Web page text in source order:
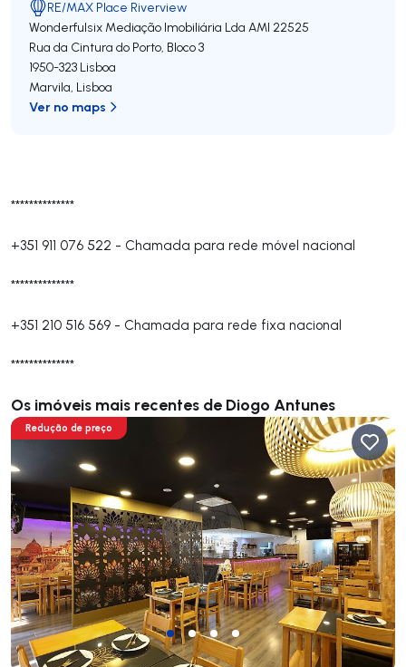
**************
+351 911 076 522 - Chamada para rede móvel nacional
**************
+351 210 516 569 - Chamada para rede fixa nacional
**************
Os imóveis mais recentes de Diogo Antunes
Redução de preço
RE/MAX Place Riverview
Wonderfulsix Mediação Imobiliária Lda AMI 22525
Rua da Cintura do Porto, Bloco 3
1950-323 Lisboa
Marvila, Lisboa
Ver no maps